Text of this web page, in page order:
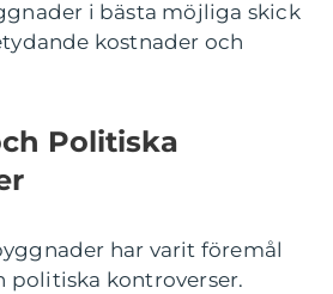
i bästa möjliga skick
kostnader och
Politiska
har varit föremål
politiska kontroverser.